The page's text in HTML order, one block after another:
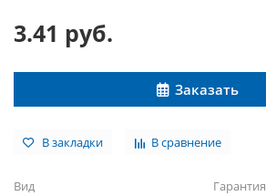
3.41 руб.
Заказать
В закладки В сравнение
Вид Гарантия